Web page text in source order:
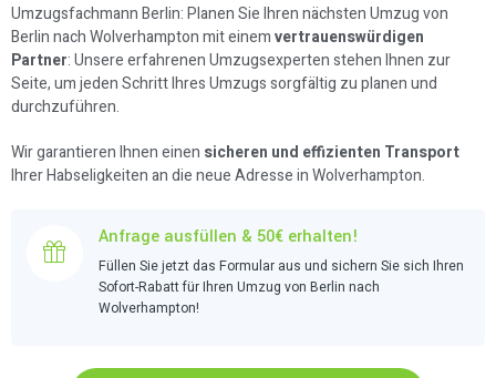
Umzugsfachmann Berlin: Planen Sie Ihren nächsten Umzug von
Berlin nach Wolverhampton mit einemvertrauenswürdigen
Partner: Unsere erfahrenen Umzugsexperten stehen Ihnen zur
Seite, um jeden Schritt Ihres Umzugs sorgfältig zu planen und
durchzuführen.
Wir garantieren Ihnen einen sicheren und effizienten Transport
Ihrer Habseligkeiten an die neue Adresse in Wolverhampton.
Anfrage ausfüllen & 50€ erhalten!
Füllen Sie jetzt das Formular aus und sichern Sie sich Ihren
Sofort-Rabatt für Ihren Umzug von Berlin nach
Wolverhampton!